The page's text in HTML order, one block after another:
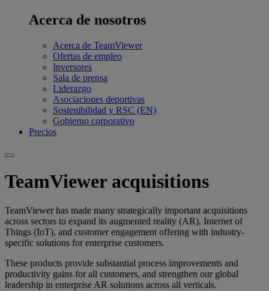
Acerca de nosotros
Acerca de TeamViewer
Ofertas de empleo
Inversores
Sala de prensa
Liderazgo
Asociaciones deportivas
Sostenibilidad y RSC (EN)
Gobierno corporativo
Precios
TeamViewer acquisitions
TeamViewer has made many strategically important acquisitions
across sectors to expand its augmented reality (AR), Internet of
Things (IoT), and customer engagement offering with industry-
specific solutions for enterprise customers.
These products provide substantial process improvements and
productivity gains for all customers, and strengthen our global
leadership in enterprise AR solutions across all verticals.